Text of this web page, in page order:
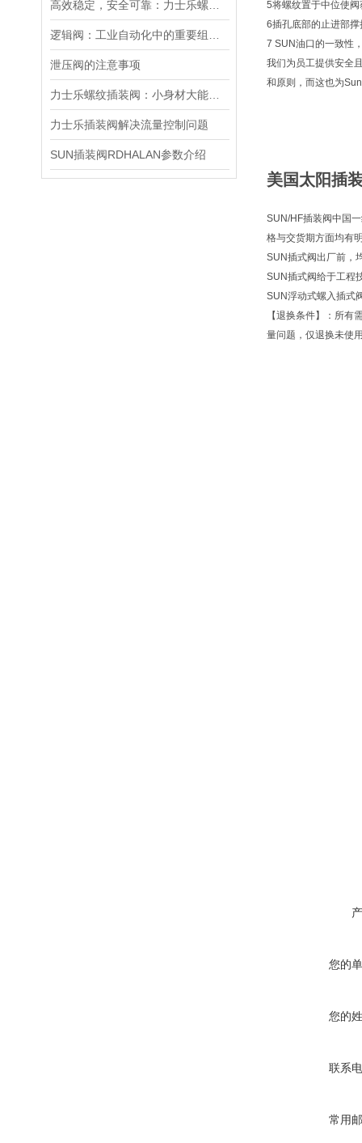
泄压阀的注意事项
力士乐插装阀解决流量控制问题
SUN插装阀RDHALAN参数介绍
5将螺纹置于中位使
6插孔底部的止进部
7 SUN油口的一致性
我们为员工提供安全
和原则，而这也为
美国太阳插
SUN/HF插装阀中国
格与交货期方面均有
SUN插式阀出厂前，
SUN插式阀给于工程
SUN浮动式螺入插
【退换条件】：所
量问题，仅退换未使
您的
您的
联系
常用